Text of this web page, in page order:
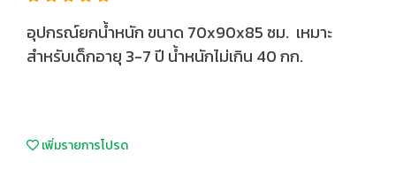
อุปกรณ์ยกน้ำหนัก ขนาด 70x90x85 ซม. เหมาะ
สำหรับเด็กอายุ 3-7 ปี น้ำหนักไม่เกิน 40 กก.
เพิ่มรายการโปรด